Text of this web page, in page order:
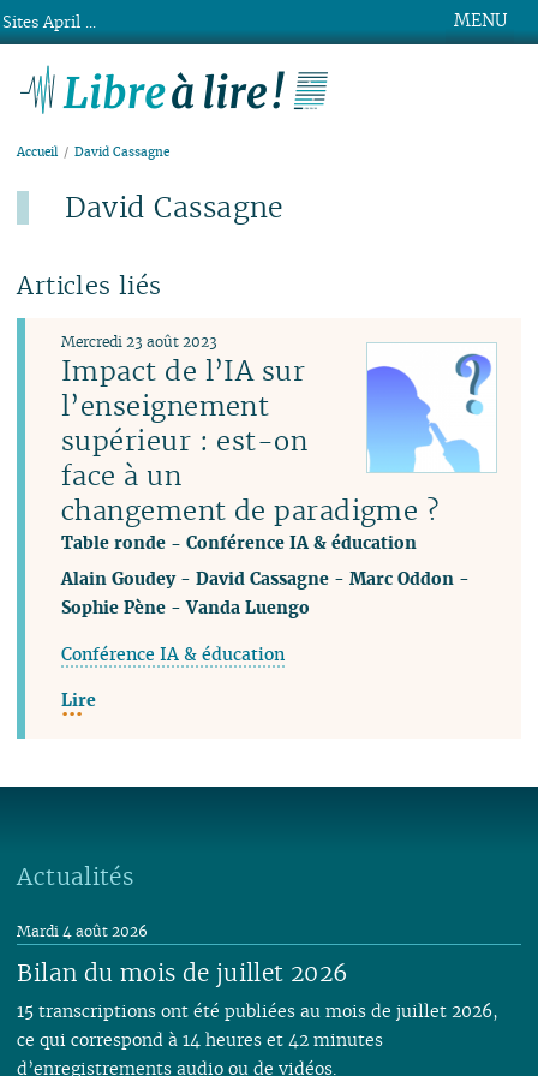
MENU
Accueil David Cassagne
David Cassagne
Articles liés
Impact de l’IA sur
l’enseignement
supérieur : est-on
face à un
changement de paradigme ?
Table ronde - Conférence IA & éducation
Mercredi 23 août 2023
Alain Goudey-David Cassagne -Marc Oddon -
Sophie Pène -Vanda Luengo
Conférence IA & éducation
Lire
Actualités
Bilan du mois de juillet 2026
Mardi 4 août 2026
15 transcriptions ont été publiées au mois de juillet 2026,
ce qui correspond à 14 heures et 42 minutes
d’enregistrements audio ou de vidéos.
Sites April ...